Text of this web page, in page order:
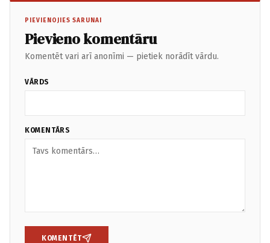
PIEVIENOJIES SARUNAI
Pievieno komentāru
Komentēt vari arī anonīmi — pietiek norādīt vārdu.
VĀRDS
KOMENTĀRS
KOMENTĒT